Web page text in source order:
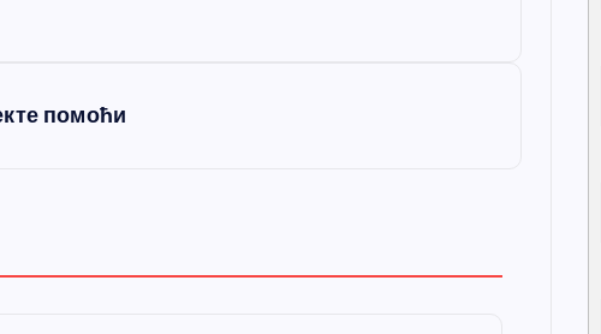
помоћи